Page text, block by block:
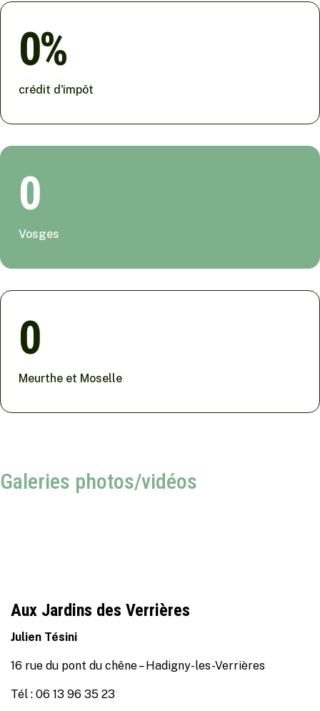
0
crédit d'impôt
0
Vosges
0
Meurthe et Moselle
Galeries photos/vidéos
Aux Jardins des Verrières
Julien Tésini
16 rue du pont du chêne – Hadigny-les-Verrières
Tél : 06 13 96 35 23